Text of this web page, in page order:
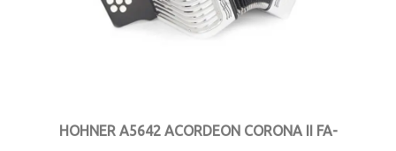
HOHNER A5642 ACORDEON CORONA II FA-